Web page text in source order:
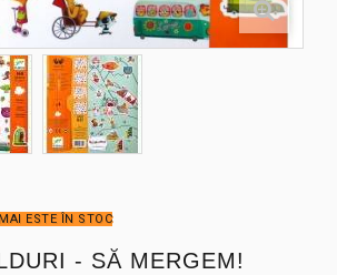
ESTE ÎN STOC
- SĂ MERGEM!